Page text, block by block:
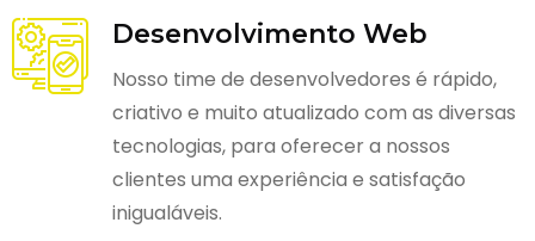
Desenvolvimento Web
Nosso time de desenvolvedores é rápido,
criativo e muito atualizado com as diversas
tecnologias, para oferecer a nossos
clientes uma experiência e satisfação
inigualáveis.